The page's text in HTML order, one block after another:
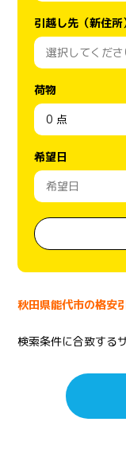
引越し先（新住所
荷物
希望日
秋田県能代市の格安
検索条件に合致する